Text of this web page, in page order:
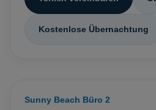
Kostenlose Übernachtung
Sunny Beach Büro 2